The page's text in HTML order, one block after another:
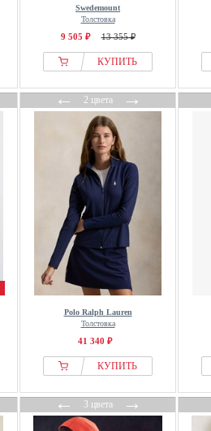
Swedemount
Толстовка
9 505 ₽ 13 355 ₽
КУПИТЬ
←2 цвета→
Polo Ralph Lauren
Толстовка
41 340 ₽
КУПИТЬ
←3 цвета→